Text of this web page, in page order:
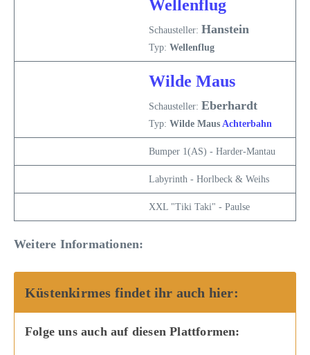
Wellenflug
Schausteller: Hanstein
Typ: Wellenflug
Wilde Maus
Schausteller: Eberhardt
Typ: Wilde Maus Achterbahn
Bumper 1(AS) - Harder-Mantau
Labyrinth - Horlbeck & Weihs
XXL "Tiki Taki" - Paulse
Weitere Informationen:
Küstenkirmes findet ihr auch hier:
Folge uns auch auf diesen Plattformen: